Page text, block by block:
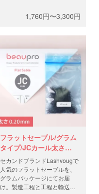
ュを低価格で。0.5gと1gから
お選びください。
1,760円〜3,300円
フラットセーブル/グラム
タイプ/JCカール太さ
0.20mm
セカンドブランドLashvougで
人気のフラットセーブルを、
グラムパッケージにてお届
け。製造工程と工程と輸送費